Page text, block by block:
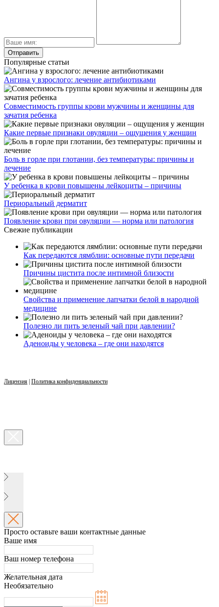
Популярные статьи
Ангина у взрослого: лечение антибиотиками
Совместимость группы крови мужчины и женщины для
зачатия ребенка
Какие первые признаки овуляции – ощущения у женщин
Боль в горле при глотании, без температуры: причины и
лечение
У ребенка в крови повышены лейкоциты – причины
Периоральный дерматит
Появление крови при овуляции — норма или патология
Свежие публикации
Как передаются лямблии: основные пути передачи
Причины цистита после интимной близости
Свойства и применение лапчатки белой в народной
медицине
Полезно ли пить зеленый чай при давлении?
Аденоиды у человека – где они находятся
Лицензия Политика конфиденциальности
Просто оставьте ваши контактные данные
Ваше имя
Ваш номер телефона
Желательная дата
Необязательно